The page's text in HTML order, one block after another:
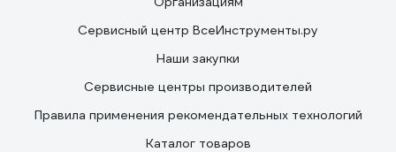
Сервисный центр ВсеИнструменты.ру
Наши закупки
Сервисные центры производителей
Правила применения рекомендательных технологий
Каталог товаров